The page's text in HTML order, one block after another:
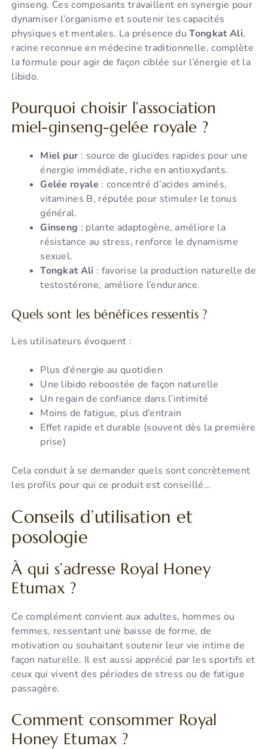
ginseng. Ces composants travaillent en synergie pour
dynamiser l’organisme et soutenir les capacités
physiques et mentales. La présence duTongkat Ali,
racine reconnue en médecine traditionnelle, complète
la formule pour agir de façon ciblée sur l’énergie et la
libido.
Pourquoi choisir l’association
miel-ginseng-gelée royale ?
Miel pur : source de glucides rapides pour une
énergie immédiate, riche en antioxydants.
Gelée royale : concentré d’acides aminés,
vitamines B, réputée pour stimuler le tonus
général.
Ginseng : plante adaptogène, améliore la
résistance au stress, renforce le dynamisme
sexuel.
Tongkat Ali : favorise la production naturelle de
testostérone, améliore l’endurance.
Quels sont les bénéfices ressentis ?
Les utilisateurs évoquent :
Plus d’énergie au quotidien
Une libido reboostée de façon naturelle
Un regain de confiance dans l’intimité
Moins de fatigue, plus d’entrain
Effet rapide et durable (souvent dès la première
prise)
Cela conduit à se demander quels sont concrètement
les profils pour qui ce produit est conseillé…
Conseils d’utilisation et
posologie
À qui s’adresse Royal Honey
Etumax ?
Ce complément convient aux adultes, hommes ou
femmes, ressentant une baisse de forme, de
motivation ou souhaitant soutenir leur vie intime de
façon naturelle. Il est aussi apprécié par les sportifs et
ceux qui vivent des périodes de stress ou de fatigue
passagère.
Comment consommer Royal
Honey Etumax ?